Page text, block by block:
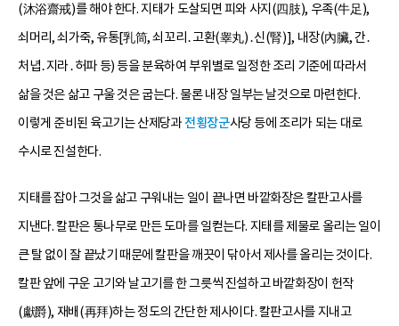
(沐浴齋戒)를 해야 한다. 지태가 도살되면 피와 사지(四肢), 우족(牛足),
쇠머리, 쇠가죽, 유통[乳筒, 쇠꼬리․고환(睾丸)․신(腎)], 내장(內臟, 간․
처녑․지라․허파 등) 등을 분육하여 부위별로 일정한 조리 기준에 따라서
삶을 것은 삶고 구울 것은 굽는다. 물론 내장 일부는 날것으로 마련한다.
이렇게 준비된 육고기는 산제당과전횡장군사당 등에 조리가 되는 대로
수시로 진설한다.
지태를 잡아 그것을 삶고 구워내는 일이 끝나면 바깥화장은 칼판고사를
지낸다. 칼판은 통나무로 만든 도마를 일컫는다. 지태를 제물로 올리는 일이
큰 탈 없이 잘 끝났기 때문에 칼판을 깨끗이 닦아서 제사를 올리는 것이다.
칼판 앞에 구운 고기와 날고기를 한 그릇씩 진설하고 바깥화장이 헌작
(獻爵), 재배(再拜)하는 정도의 간단한 제사이다. 칼판고사를 지내고